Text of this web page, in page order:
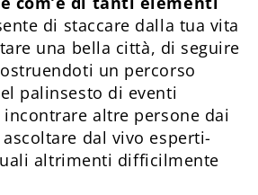
di staccare dalla tua vita
una bella città, di seguire
un percorso
palinsesto di eventi
altre persone dai
dal vivo esperti-
altrimenti difficilmente